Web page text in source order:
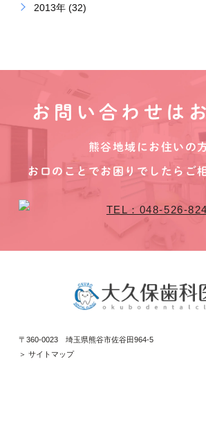
2013年 (32)
お問い合わせは
熊谷地域にお住いの
お口のことでお困りでしたらご
〒360-0023 埼玉県熊谷市佐谷田964-5
＞ サイトマップ